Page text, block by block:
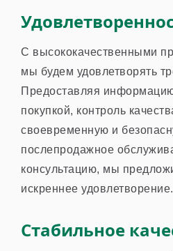
С высококачественными
мы будем удовлетворять
Предоставляя
покупкой, контроль
своевременную и
послепродажное
консультацию, мы
искреннее удовлетворение.
Стабильное